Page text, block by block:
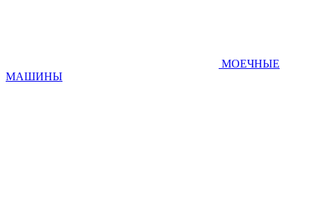
МОЕЧНЫЕ
МАШИНЫ